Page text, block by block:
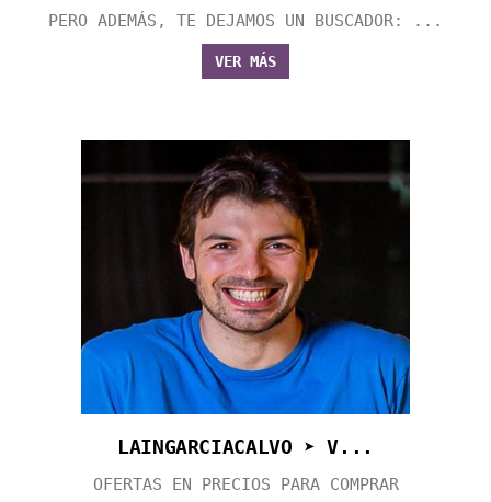
PERO ADEMÁS, TE DEJAMOS UN BUSCADOR: ...
VER MÁS
LAINGARCIACALVO ➤ V...
OFERTAS EN PRECIOS PARA COMPRAR